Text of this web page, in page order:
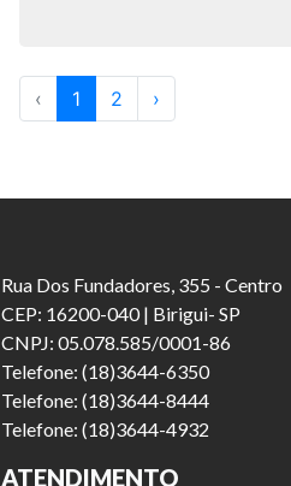
‹ 1 2 ›
Rua Dos Fundadores, 355 - Centro
CEP: 16200-040 | Birigui- SP
CNPJ: 05.078.585/0001-86
Telefone: (18)3644-6350
Telefone: (18)3644-8444
Telefone: (18)3644-4932
ATENDIMENTO